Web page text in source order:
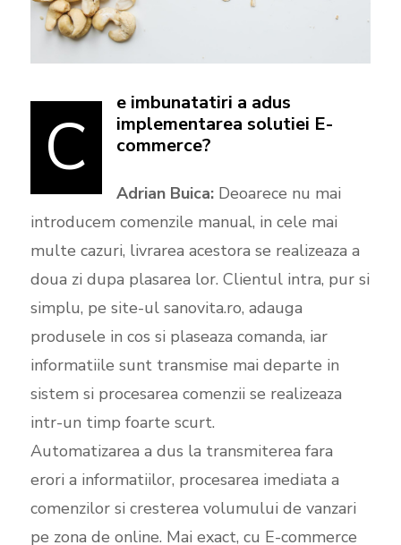
C
e imbunatatiri a adus
implementarea solutiei E-
commerce?
Adrian Buica: Deoarece nu mai
introducem comenzile manual, in cele mai
multe cazuri, livrarea acestora se realizeaza a
doua zi dupa plasarea lor. Clientul intra, pur si
simplu, pe site-ul sanovita.ro, adauga
produsele in cos si plaseaza comanda, iar
informatiile sunt transmise mai departe in
sistem si procesarea comenzii se realizeaza
intr-un timp foarte scurt.
Automatizarea a dus la transmiterea fara
erori a informatiilor, procesarea imediata a
comenzilor si cresterea volumului de vanzari
pe zona de online. Mai exact, cu E-commerce